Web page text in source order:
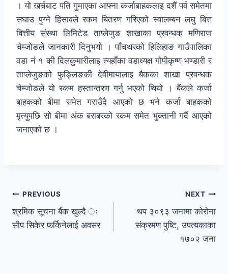
। यो खर्चबाट पति गुमाएका आफ्ना कर्जाबाहकलाइ दशैं पर्व समेतमा
सघाउ पुग्ने हिसावले रकम बितरण गरिएको स्वालम्बन लघु बित्त
बित्तीय संस्था लिमिटेड ताप्लेजुङ शाखाका प्रवन्धक मणिराज
चेम्जोङले जानकारी दिनुभयो । पाँचथरको हिलिहाङ गाउँपालिका
वडा नं १ की दिलकुमारीलाइ त्यहाँका वडाध्यक्ष गोपीकृष्ण भण्डारी र
ताप्लेजुङको फुङ्लिङकी देवीमायालाइ बैकका शाखा प्रवन्धक
चेम्जोङले यो रकम हस्तान्तरण गर्नु भएको थियो । बैंकले कर्जा
बाहकको बीमा समेत गराउँदै आएको छ भने कर्जा बाहकको
मृत्युपछि सो बीमा अंक बराबरको रकम समेत भुक्तानी गर्दै आएको
जनाएको छ ।
PREVIOUS
श्रमिक सूचना बैंक खुल्दै ः
सीप सिकेर फर्किनेलाई अवसर
NEXT
थप ३०९३ जनामा कोरोना
संक्रमण पुष्टि, उपत्यकाका
१७०२ जना